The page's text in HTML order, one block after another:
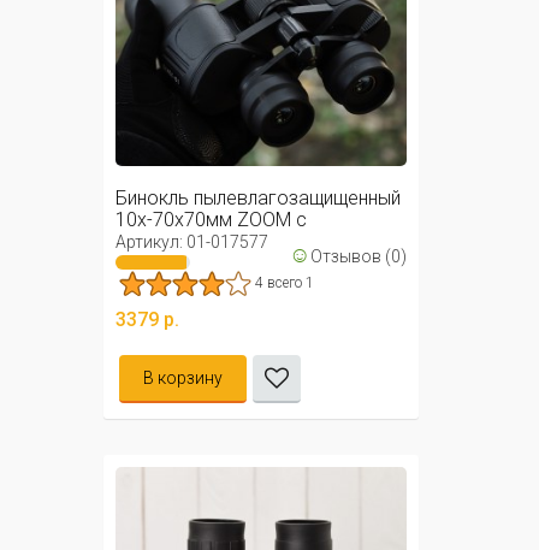
Бинокль пылевлагозащищенный
10х-70х70мм ZOOM с
автофокусом ...
Артикул: 01-017577 ☺ Отзывов (0)
4 всего 1
3379 р.
В корзину